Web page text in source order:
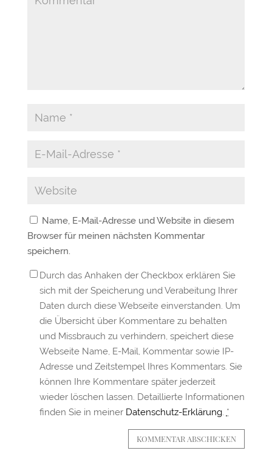
Name, E-Mail-Adresse und Website in diesem
Browser für meinen nächsten Kommentar
speichern.
Durch das Anhaken der Checkbox erklären Sie
sich mit der Speicherung und Verabeitung Ihrer
Daten durch diese Webseite einverstanden. Um
die Übersicht über Kommentare zu behalten
und Missbrauch zu verhindern, speichert diese
Webseite Name, E-Mail, Kommentar sowie IP-
Adresse und Zeitstempel Ihres Kommentars. Sie
können Ihre Kommentare später jederzeit
wieder löschen lassen. Detaillierte Informationen
finden Sie in meiner Datenschutz-Erklärung. *
KOMMENTAR ABSCHICKEN